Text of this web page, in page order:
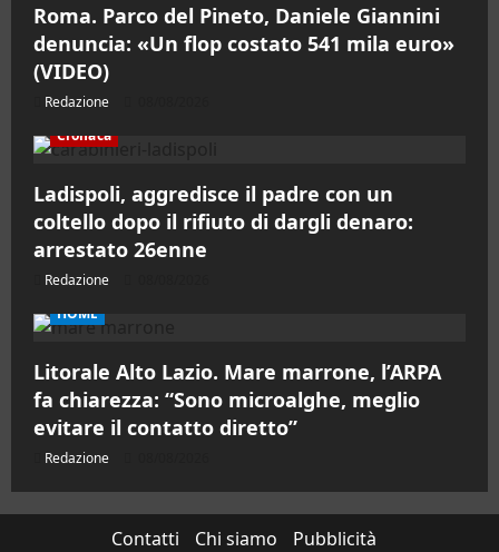
Roma. Parco del Pineto, Daniele Giannini
denuncia: «Un flop costato 541 mila euro»
(VIDEO)
Redazione
Cronaca
Ladispoli, aggredisce il padre con un
coltello dopo il rifiuto di dargli denaro:
arrestato 26enne
Redazione
HOME
Litorale Alto Lazio. Mare marrone, l’ARPA
fa chiarezza: “Sono microalghe, meglio
evitare il contatto diretto”
Redazione
Contatti Chi siamo
Pubblicità